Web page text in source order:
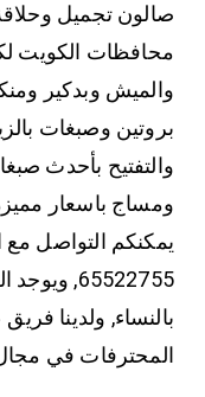
صالون تجميل
محافظات الكويت
والميش وبدكير
بروتين وصبغات
والتفتيح بأحدث
ومساج باسعار
يمكنكم التواصل مع
65522755,
بالنساء, ولدينا
المحترفات في